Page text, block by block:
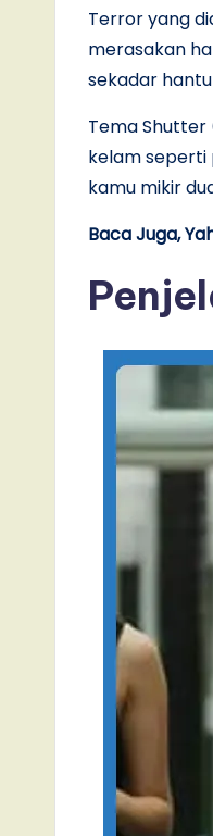
Terror yang
merasakan
sekadar
Tema Shutter
kelam seperti
kamu mikir
Baca Juga,